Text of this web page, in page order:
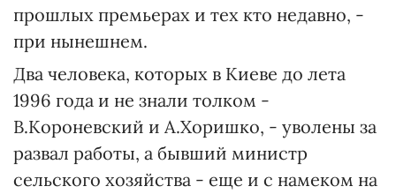
прошлых премьерах и тех кто недавно, -
при нынешнем.
Два человека, которых в Киеве до лета
1996 года и не знали толком -
В.Короневский и А.Хоришко, - уволены за
развал работы, а бывший министр
сельского хозяйства - еще и с намеком на